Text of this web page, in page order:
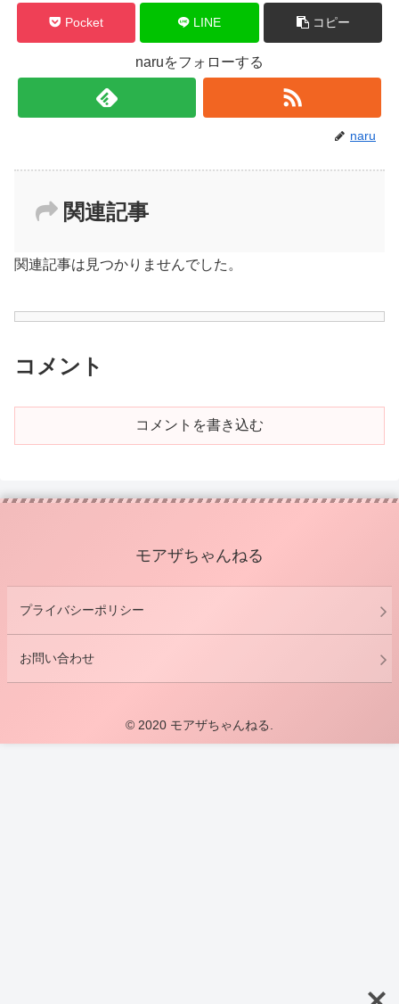
Pocket LINE コピー
naruをフォローする
naru
関連記事
関連記事は見つかりませんでした。
コメント
コメントを書き込む
モアザちゃんねる
プライバシーポリシー
お問い合わせ
© 2020 モアザちゃんねる.